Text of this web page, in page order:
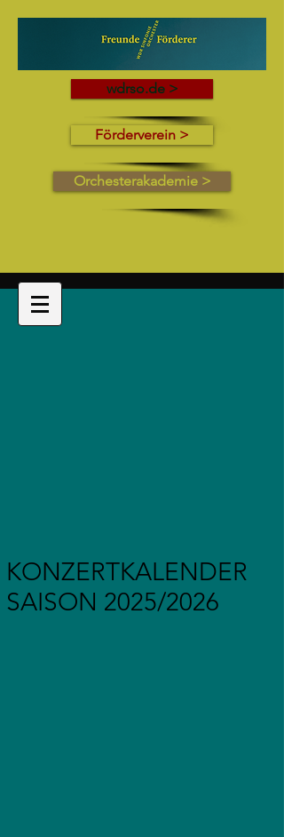
wdrso.de >
Förderverein >
Orchesterakademie >
KONZERTKALENDER
SAISON 2025/2026